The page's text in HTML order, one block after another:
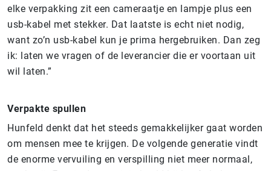
elke verpakking zit een cameraatje en lampje plus een
usb-kabel met stekker. Dat laatste is echt niet nodig,
want zo’n usb-kabel kun je prima hergebruiken. Dan zeg
ik: laten we vragen of de leverancier die er voortaan uit
wil laten.”
Verpakte spullen
Hunfeld denkt dat het steeds gemakkelijker gaat worden
om mensen mee te krijgen. De volgende generatie vindt
de enorme vervuiling en verspilling niet meer normaal,